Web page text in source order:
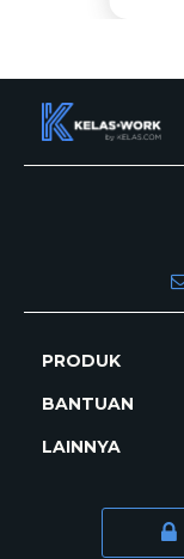
PRODUK
BANTUAN
LAINNYA